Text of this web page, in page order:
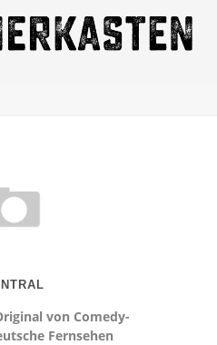
von Comedy-
Fernsehen